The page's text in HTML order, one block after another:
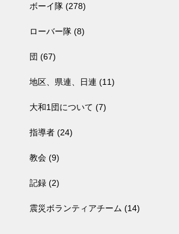
ボーイ隊 (278)
ローバー隊 (8)
団 (67)
地区、県連、日連 (11)
大和1団について (7)
指導者 (24)
教会 (9)
記録 (2)
震災ボランティアチーム (14)